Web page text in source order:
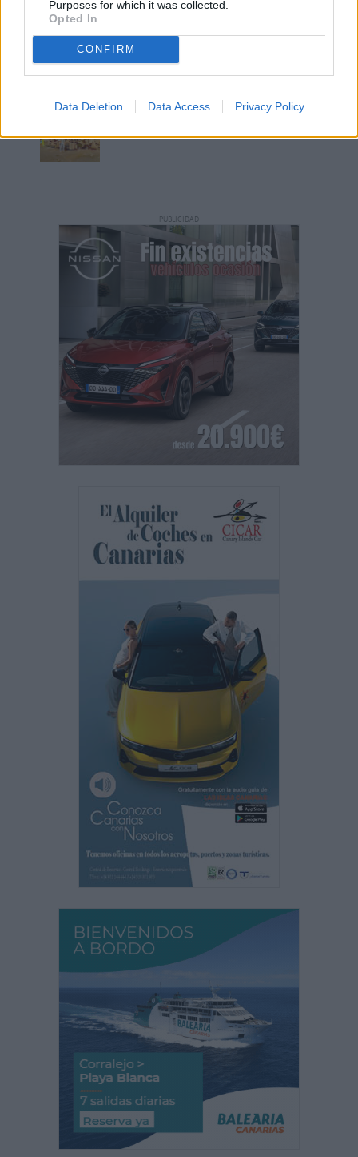
Purposes for which it was collected.
Opted In
CONFIRM
Data Deletion Data Access Privacy Policy
por 30 euros por trayecto
Decathlon abre hoy su primera tienda
en Fuerteventura
PUBLICIDAD